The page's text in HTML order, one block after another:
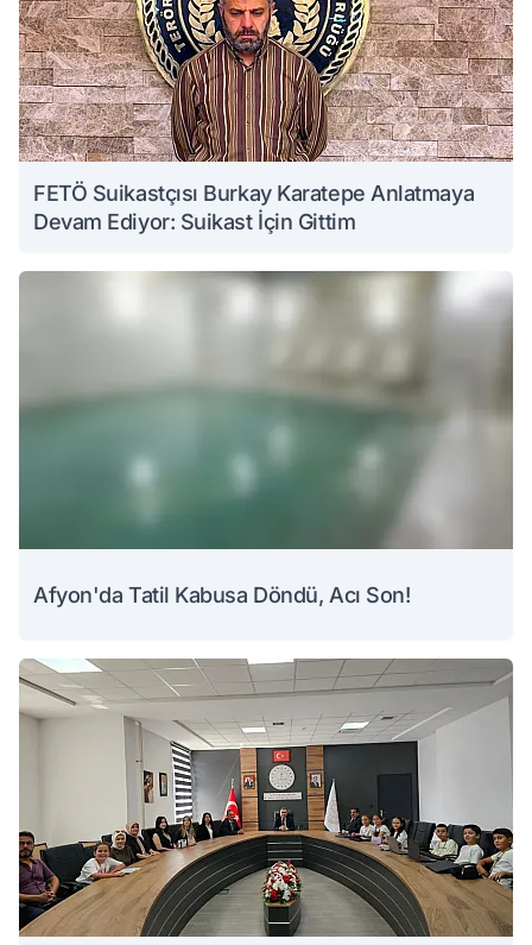
FETÖ Suikastçısı Burkay Karatepe Anlatmaya
Devam Ediyor: Suikast İçin Gittim
Afyon'da Tatil Kabusa Döndü, Acı Son!